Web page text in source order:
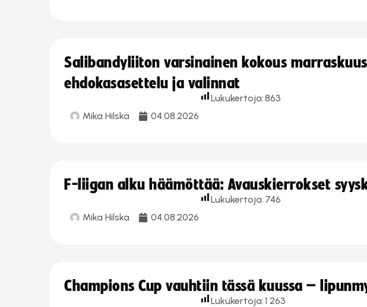
Salibandyliiton varsinainen kokous
ehdokasasettelu ja valinnat
Mika Hilska 04.08.2026
Lukukertoja:863
F-liigan alku häämöttää: Avauskierrokset
Mika Hilska 04.08.2026
Lukukertoja: 746
Champions Cup vauhtiin tässä kuussa –
Lukukertoja:1 263